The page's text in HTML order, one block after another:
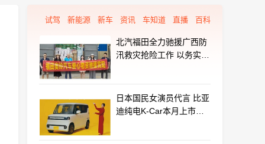
试驾 新能源 新车 资讯 车知道 直播 百科
北汽福田全力驰援广西防
汛救灾抢险工作 以务实行
日本国民女演员代言 比亚
迪纯电K-Car本月上市：